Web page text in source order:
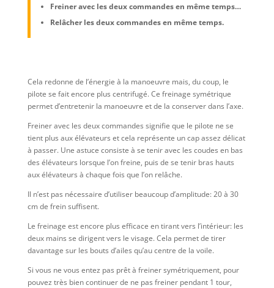
Freiner avec les deux commandes en même temps…
Relâcher les deux commandes en même temps.
Cela redonne de l’énergie à la manoeuvre mais, du coup, le
pilote se fait encore plus centrifugé. Ce freinage symétrique
permet d’entretenir la manoeuvre et de la conserver dans l’axe.
Freiner avec les deux commandes signifie que le pilote ne se
tient plus aux élévateurs et cela représente un cap assez délicat
à passer. Une astuce consiste à se tenir avec les coudes en bas
des élévateurs lorsque l’on freine, puis de se tenir bras hauts
aux élévateurs à chaque fois que l’on relâche.
Il n’est pas nécessaire d’utiliser beaucoup d’amplitude: 20 à 30
cm de frein suffisent.
Le freinage est encore plus efficace en tirant vers l’intérieur: les
deux mains se dirigent vers le visage. Cela permet de tirer
davantage sur les bouts d’ailes qu’au centre de la voile.
Si vous ne vous entez pas prêt à freiner symétriquement, pour
pouvez très bien continuer de ne pas freiner pendant 1 tour,